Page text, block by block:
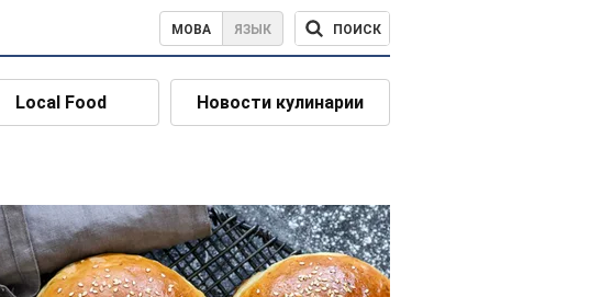
МОВА ЯЗЫК ПОИСК
Local Food Новости кулинарии